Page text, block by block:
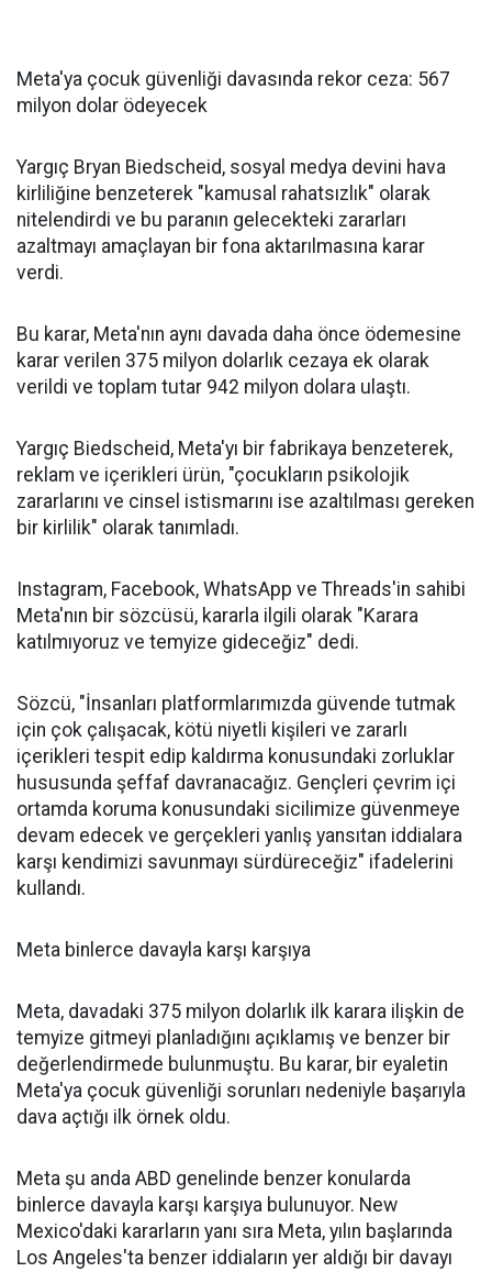
Meta'ya çocuk güvenliği davasında rekor ceza: 567
milyon dolar ödeyecek
Yargıç Bryan Biedscheid, sosyal medya devini hava
kirliliğine benzeterek "kamusal rahatsızlık" olarak
nitelendirdi ve bu paranın gelecekteki zararları
azaltmayı amaçlayan bir fona aktarılmasına karar
verdi.
Bu karar, Meta'nın aynı davada daha önce ödemesine
karar verilen 375 milyon dolarlık cezaya ek olarak
verildi ve toplam tutar 942 milyon dolara ulaştı.
Yargıç Biedscheid, Meta'yı bir fabrikaya benzeterek,
reklam ve içerikleri ürün, "çocukların psikolojik
zararlarını ve cinsel istismarını ise azaltılması gereken
bir kirlilik" olarak tanımladı.
Instagram, Facebook, WhatsApp ve Threads'in sahibi
Meta'nın bir sözcüsü, kararla ilgili olarak "Karara
katılmıyoruz ve temyize gideceğiz" dedi.
Sözcü, "İnsanları platformlarımızda güvende tutmak
için çok çalışacak, kötü niyetli kişileri ve zararlı
içerikleri tespit edip kaldırma konusundaki zorluklar
hususunda şeffaf davranacağız. Gençleri çevrim içi
ortamda koruma konusundaki sicilimize güvenmeye
devam edecek ve gerçekleri yanlış yansıtan iddialara
karşı kendimizi savunmayı sürdüreceğiz" ifadelerini
kullandı.
Meta binlerce davayla karşı karşıya
Meta, davadaki 375 milyon dolarlık ilk karara ilişkin de
temyize gitmeyi planladığını açıklamış ve benzer bir
değerlendirmede bulunmuştu. Bu karar, bir eyaletin
Meta'ya çocuk güvenliği sorunları nedeniyle başarıyla
dava açtığı ilk örnek oldu.
Meta şu anda ABD genelinde benzer konularda
binlerce davayla karşı karşıya bulunuyor. New
Mexico'daki kararların yanı sıra Meta, yılın başlarında
Los Angeles'ta benzer iddiaların yer aldığı bir davayı